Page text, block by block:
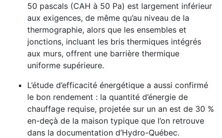
50 pascals (CAH à 50 Pa) est largement inférieur
aux exigences, de même qu’au niveau de la
thermographie, alors que les ensembles et
jonctions, incluant les bris thermiques intégrés
aux murs, offrent une barrière thermique
uniforme supérieure.
L’étude d’efficacité énergétique a aussi confirmé
le bon rendement : la quantité d’énergie de
chauffage requise, projetée sur un an est de 30 %
en-deçà de la maison typique que l’on retrouve
dans la documentation d’Hydro-Québec.